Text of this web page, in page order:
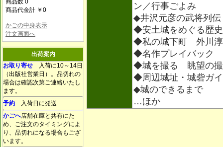
商品数 0
商品代金計 ￥0
かごの中身表示
注文画面へ
出荷案内
お取り寄せ 入荷に10～14日
（出版社営業日）。品切れの
場合は確認次第ご連絡いたし
ます。
予約 入荷日に発送
かごへ店舗在庫と共有にた
め、ご注文のタイミングによ
り、品切れになる場合もござ
います。
ン／行事ごよみ
◆井沢元彦の武将列
◆安土城をめぐる歴
◆私の城下町 外川
◆名作プレイバック
◆城を撮る 眺望の
◆周辺城址・城砦ガ
◆城のできるまで
…ほか